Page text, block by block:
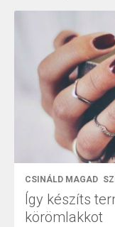
CSINÁLD MAGAD
Így készíts
körömlakkot